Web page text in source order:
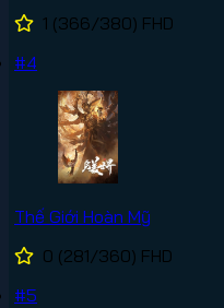
1 (366/380) FHD
#4
Thế Giới Hoàn Mỹ
0 (281/360) FHD
#5